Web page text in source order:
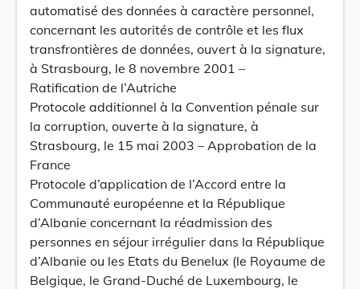
automatisé des données à caractère personnel,
concernant les autorités de contrôle et les flux
transfrontières de données, ouvert à la signature,
à Strasbourg, le 8 novembre 2001 –
Ratification de l’Autriche
Protocole additionnel à la Convention pénale sur
la corruption, ouverte à la signature, à
Strasbourg, le 15 mai 2003 – Approbation de la
France
Protocole d’application de l’Accord entre la
Communauté européenne et la République
d’Albanie concernant la réadmission des
personnes en séjour irrégulier dans la République
d’Albanie ou les Etats du Benelux (le Royaume de
Belgique, le Grand-Duché de Luxembourg, le